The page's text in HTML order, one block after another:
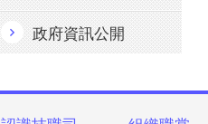
政府資訊公開